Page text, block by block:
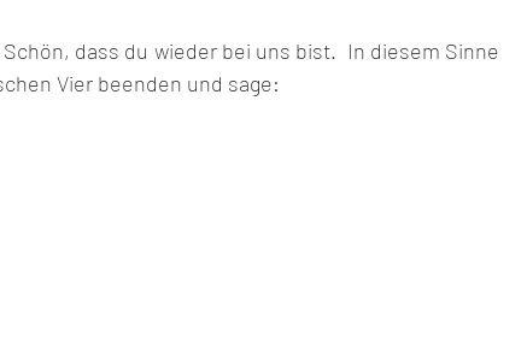
dass du wieder bei uns bist.  In diesem Sinne
Vier beenden und sage: